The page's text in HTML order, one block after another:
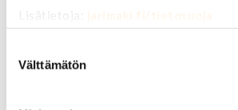
Lisätietoja: jarimaki.fi/tietosuoja
valinta
Välttämätön